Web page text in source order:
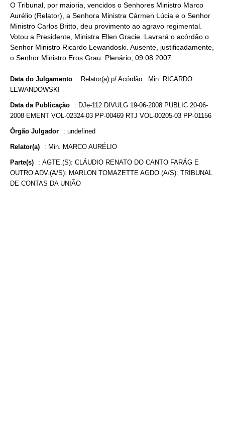
O Tribunal, por maioria, vencidos o Senhores Ministro Marco
Aurélio (Relator), a Senhora Ministra Cármen Lúcia e o Senhor
Ministro Carlos Britto, deu provimento ao agravo regimental.
Votou a Presidente, Ministra Ellen Gracie. Lavrará o acórdão o
Senhor Ministro Ricardo Lewandoski. Ausente, justificadamente,
o Senhor Ministro Eros Grau. Plenário, 09.08.2007.
Data do Julgamento : Relator(a) p/ Acórdão: Min. RICARDO
LEWANDOWSKI
Data da Publicação : DJe-112 DIVULG 19-06-2008 PUBLIC 20-06-
2008 EMENT VOL-02324-03 PP-00469 RTJ VOL-00205-03 PP-01156
Órgão Julgador : undefined
Relator(a) : Min. MARCO AURÉLIO
Parte(s) : AGTE.(S): CLÁUDIO RENATO DO CANTO FARÁG E
OUTRO ADV.(A/S): MARLON TOMAZETTE AGDO.(A/S): TRIBUNAL
DE CONTAS DA UNIÃO